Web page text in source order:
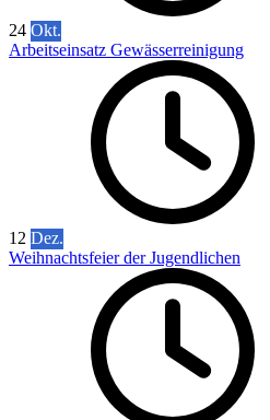
24 Okt.
Arbeitseinsatz Gewässerreinigung
12 Dez.
Weihnachtsfeier der Jugendlichen